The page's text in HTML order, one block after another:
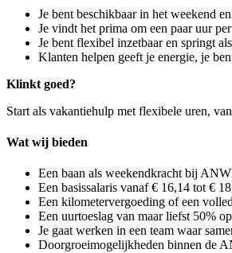
Je bent beschikbaar in het weekend
Je vindt het prima om een paar uur
Je bent flexibel inzetbaar en springt
Klanten helpen geeft je energie, je
Klinkt goed?
Start als vakantiehulp met flexibele uren,
Wat wij bieden
Een baan als weekendkracht bij
Een basissalaris vanaf € 16,14 tot €
Een kilometervergoeding of een
Een uurtoeslag van maar liefst 50%
Je gaat werken in een team waar
Doorgroeimogelijkheden binnen de